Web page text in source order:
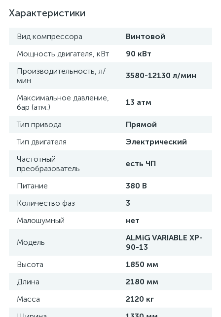
Характеристики
Вид компрессора
Винтовой
Мощность двигателя, кВт
90 кВт
Производительность, л/
мин
3580-12130 л/мин
Максимальное давление,
бар (атм.)
13 атм
Тип привода
Прямой
Тип двигателя
Электрический
Частотный
преобразователь
есть ЧП
Питание
380 В
Количество фаз
3
Малошумный
нет
Модель
ALMiG VARIABLE XP-
90-13
Высота
1850 мм
Длина
2180 мм
Масса
2120 кг